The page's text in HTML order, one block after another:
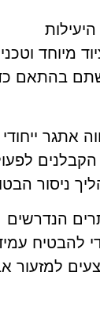
מיוחד
בהתאם
אתגר ייחודי
ניסור
הנדרשים
להבטיח
למזעור